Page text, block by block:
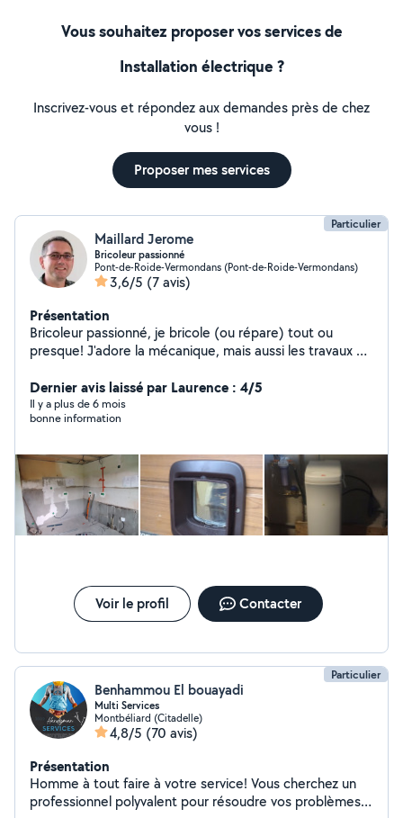
Vous souhaitez proposer vos services de
Installation électrique ?
Inscrivez-vous et répondez aux demandes près de chez
vous !
Proposer mes services
Particulier
Maillard Jerome
Bricoleur passionné
Pont-de-Roide-Vermondans (Pont-de-Roide-Vermondans)
3,6/5 (7 avis)
Présentation
Bricoleur passionné, je bricole (ou répare) tout ou
presque! J'adore la mécanique, mais aussi les travaux du
carrelage... Sans oublier l'entretien des espaces verts.
N'hésitez pas à me contacter!
Dernier avis laissé par Laurence : 4/5
Il y a plus de 6 mois
bonne information
Voir le profil Contacter
Particulier
Benhammou El bouayadi
Multi Services
Montbéliard (Citadelle)
4,8/5 (70 avis)
Présentation
Homme à tout faire à votre service! Vous cherchez un
professionnel polyvalent pour résoudre vos problèmes